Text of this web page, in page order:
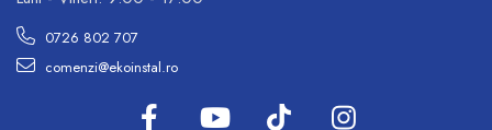
0726 802 707
comenzi@ekoinstal.ro